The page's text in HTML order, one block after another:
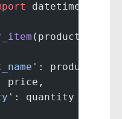
datetime
(product_name:
:
price,
: quantity